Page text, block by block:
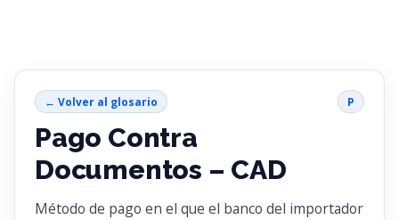
← Volver al glosario P
Pago Contra
Documentos – CAD
Método de pago en el que el banco del importador